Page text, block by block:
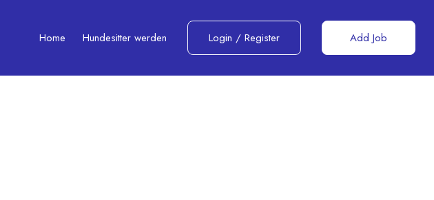
Home Hundesitter werden Login / Register Add Job